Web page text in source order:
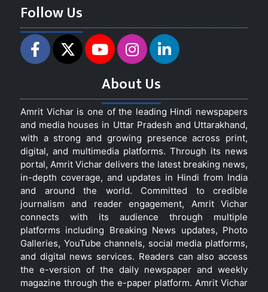
Follow Us
About Us
Amrit Vichar is one of the leading Hindi newspapers
and media houses in Uttar Pradesh and Uttarakhand,
with a strong and growing presence across print,
digital, and multimedia platforms. Through its news
portal, Amrit Vichar delivers the latest breaking news,
in-depth coverage, and updates in Hindi from India
and around the world. Committed to credible
journalism and reader engagement, Amrit Vichar
connects with its audience through multiple
platforms including Breaking News updates, Photo
Galleries, YouTube channels, social media platforms,
and digital news services. Readers can also access
the e-version of the daily newspaper and weekly
magazine through the e-paper platform. Amrit Vichar